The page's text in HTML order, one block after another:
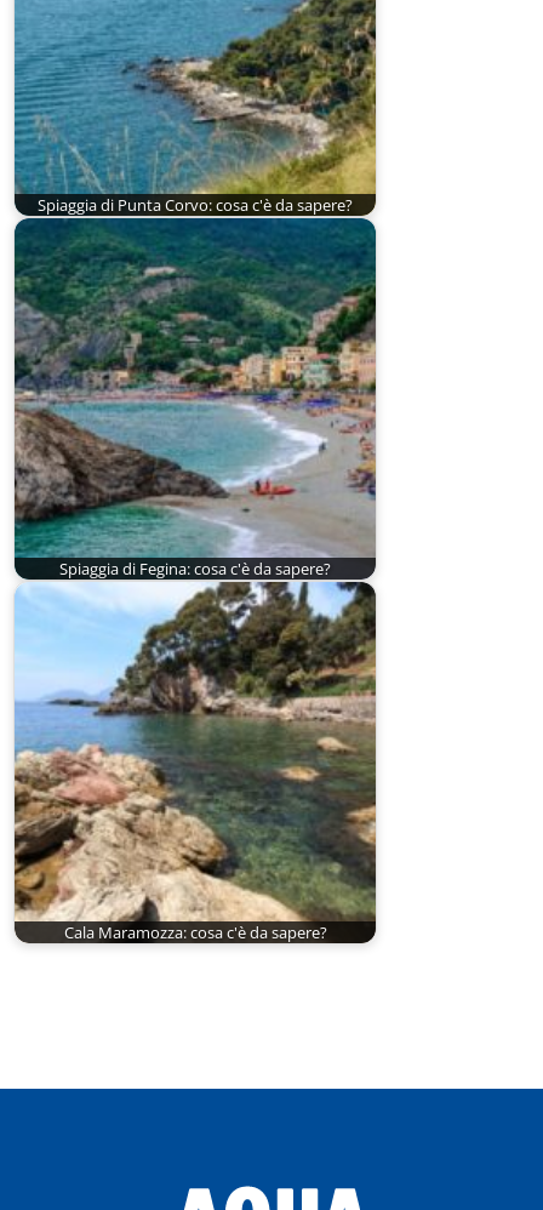
Spiaggia di Punta Corvo: cosa c'è da sapere?
Spiaggia di Fegina: cosa c'è da sapere?
Cala Maramozza: cosa c'è da sapere?